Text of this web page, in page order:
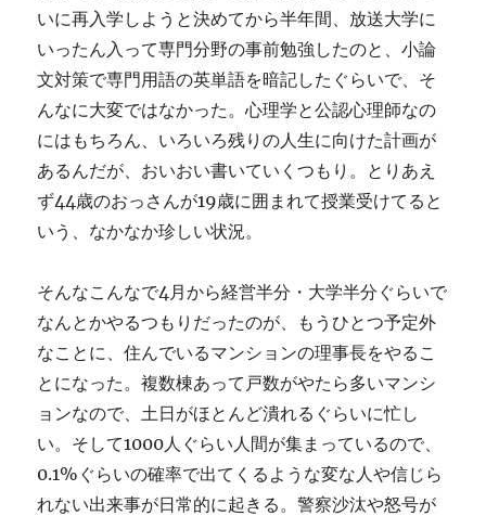
いに再入学しようと決めてから半年間、放送大学に
いったん入って専門分野の事前勉強したのと、小論
文対策で専門用語の英単語を暗記したぐらいで、そ
んなに大変ではなかった。心理学と公認心理師なの
にはもちろん、いろいろ残りの人生に向けた計画が
あるんだが、おいおい書いていくつもり。とりあえ
ず44歳のおっさんが19歳に囲まれて授業受けてると
いう、なかなか珍しい状況。
そんなこんなで4月から経営半分・大学半分ぐらいで
なんとかやるつもりだったのが、もうひとつ予定外
なことに、住んでいるマンションの理事長をやるこ
とになった。複数棟あって戸数がやたら多いマンシ
ョンなので、土日がほとんど潰れるぐらいに忙し
い。そして1000人ぐらい人間が集まっているので、
0.1%ぐらいの確率で出てくるような変な人や信じら
れない出来事が日常的に起きる。警察沙汰や怒号が